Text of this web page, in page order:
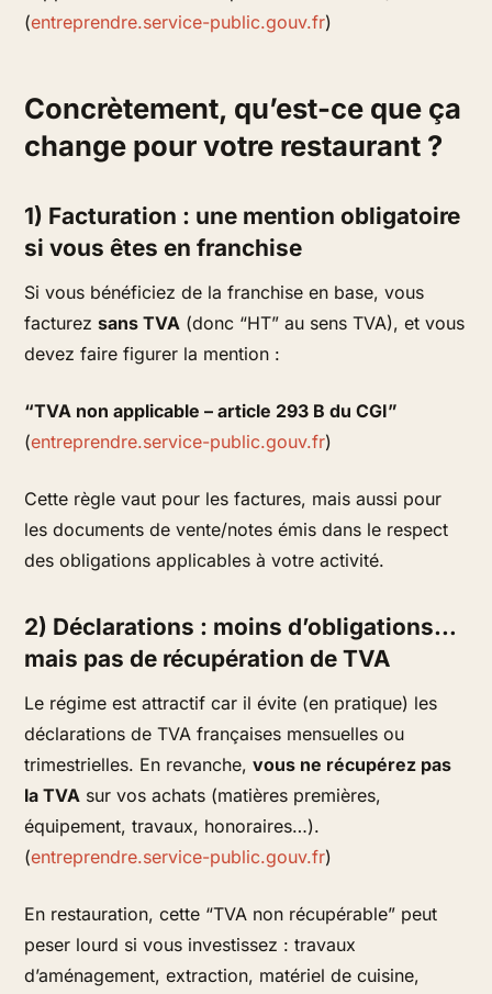
(entreprendre.service-public.gouv.fr)
Concrètement, qu’est-ce que ça
change pour votre restaurant ?
1) Facturation : une mention obligatoire
si vous êtes en franchise
Si vous bénéficiez de la franchise en base, vous
facturezsans TVA (donc “HT” au sens TVA), et vous
devez faire figurer la mention :
“TVA non applicable – article 293 B du CGI”
(entreprendre.service-public.gouv.fr)
Cette règle vaut pour les factures, mais aussi pour
les documents de vente/notes émis dans le respect
des obligations applicables à votre activité.
2) Déclarations : moins d’obligations…
mais pas de récupération de TVA
Le régime est attractif car il évite (en pratique) les
déclarations de TVA françaises mensuelles ou
trimestrielles. En revanche,vous ne récupérez pas
la TVA sur vos achats (matières premières,
équipement, travaux, honoraires…).
(entreprendre.service-public.gouv.fr)
En restauration, cette “TVA non récupérable” peut
peser lourd si vous investissez : travaux
d’aménagement, extraction, matériel de cuisine,